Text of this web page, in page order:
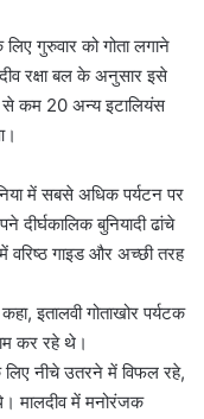
गुरुवार को गोता लगाने
रक्षा बल के अनुसार इसे
से कम 20 अन्य इटालियंस
में सबसे अधिक पर्यटन पर
बुनियादी ढांचे
वरिष्ठ गाइड और अच्छी तरह
इतालवी गोताखोर पर्यटक
कर रहे थे।
लिए नीचे उतरने में विफल रहे,
मालदीव में मनोरंजक